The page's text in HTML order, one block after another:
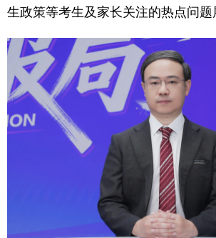
地方频道
北京 天津 河北
辽宁 吉林
浙江 安徽 福建
湖北
广西
贵州 云南
生政策等考生及家长关注的热点问题